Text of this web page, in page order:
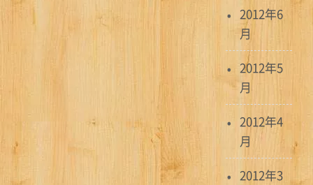
2012年6
月
2012年5
月
2012年4
月
2012年3